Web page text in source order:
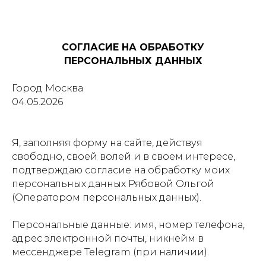
СОГЛАСИЕ НА ОБРАБОТКУ
ПЕРСОНАЛЬНЫХ ДАННЫХ
Город Москва
04.05.2026
Я, заполняя форму на сайте, действуя
свободно, своей волей и в своем интересе,
подтверждаю согласие на обработку моих
персональных данных Рябовой Ольгой
(Оператором персональных данных).
Персональные данные: имя, номер телефона,
адрес электронной почты, никнейм в
мессенджере Telegram (при наличии).